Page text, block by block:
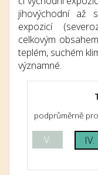
jihovýchodní až
expozicí
celkovým
teplém, suchém
významné.
podprůměrně
V. IV.